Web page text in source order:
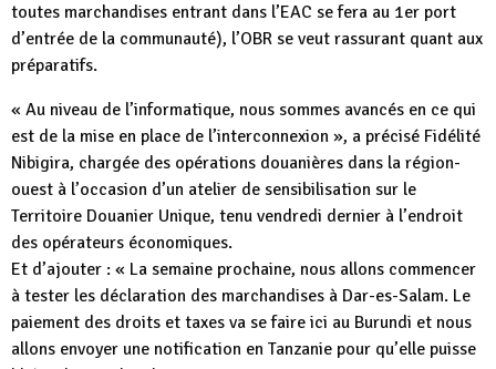
toutes marchandises entrant dans l’EAC se fera au 1er port
d’entrée de la communauté), l’OBR se veut rassurant quant aux
préparatifs.
« Au niveau de l’informatique, nous sommes avancés en ce qui
est de la mise en place de l’interconnexion », a précisé Fidélité
Nibigira, chargée des opérations douanières dans la région-
ouest à l’occasion d’un atelier de sensibilisation sur le
Territoire Douanier Unique, tenu vendredi dernier à l’endroit
des opérateurs économiques.
Et d’ajouter : « La semaine prochaine, nous allons commencer
à tester les déclaration des marchandises à Dar-es-Salam. Le
paiement des droits et taxes va se faire ici au Burundi et nous
allons envoyer une notification en Tanzanie pour qu’elle puisse